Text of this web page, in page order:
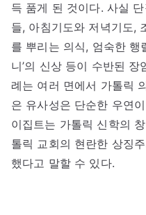
득 품게 된 것이다. 사실
들, 아침기도와 저녁기도,
를 뿌리는 의식, 엄숙한 행
니’의 신상 등이 수반된
례는 여러 면에서 가톨릭
은 유사성은 단순한 우연
이집트는 가톨릭 신학의
톨릭 교회의 현란한 상징
했다고 말할 수 있다.